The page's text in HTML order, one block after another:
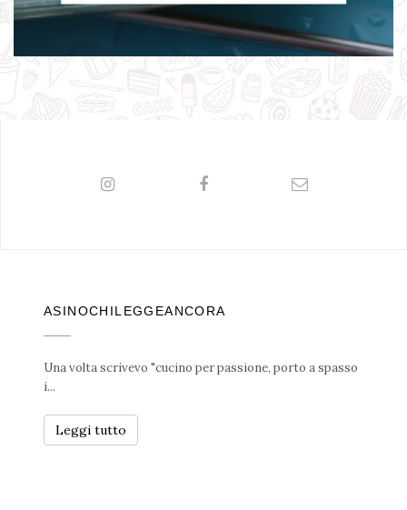
ASINOCHILEGGEANCORA
Una volta scrivevo "cucino per passione, porto a spasso
i...
Leggi tutto